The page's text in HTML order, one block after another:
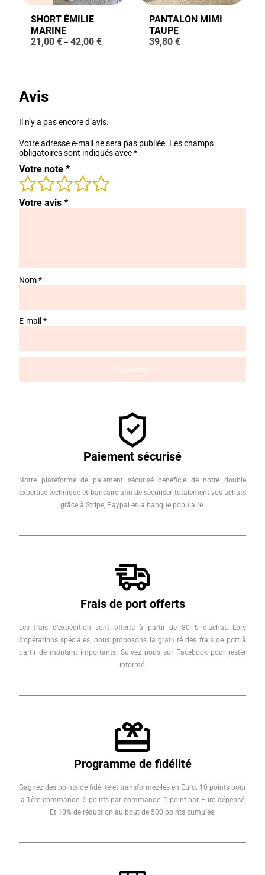
SHORT ÉMILIE
MARINE
21,00 € – 42,00 €
PANTALON MIMI
TAUPE
39,80 €
Avis
Il n’y a pas encore d’avis.
Votre adresse e-mail ne sera pas publiée. Les champs
obligatoires sont indiqués avec*
Votre note *
Votre avis *
Nom*
E-mail *
Paiement sécurisé
Notre plateforme de paiement sécurisé bénéficie de notre double
expertise technique et bancaire afin de sécuriser totalement vos achats
grâce à Stripe, Paypal et la banque populaire.
Frais de port offerts
Les frais d’expédition sont offerts à partir de 80 € d’achat. Lors
d’opérations spéciales, nous proposons la gratuité des frais de port à
partir de montant importants. Suivez nous sur Facebook pour rester
informé.
Programme de fidélité
Gagnez des points de fidélité et transformez-les en Euro. 10 points pour
la 1ère commande. 5 points par commande. 1 point par Euro dépensé.
Et 10% de réduction au bout de 500 points cumulés.